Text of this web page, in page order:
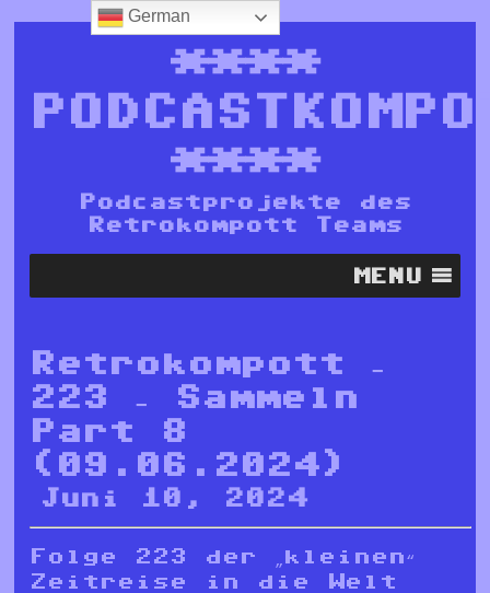
****
****
Podcastprojekte des
Retrokompott Teams
MENU
Retrokompott –
223 – Sammeln
Part 8
(09.06.2024)
Juni 10, 2024
Folge 223 der „kleinen“
Zeitreise in die Welt
German